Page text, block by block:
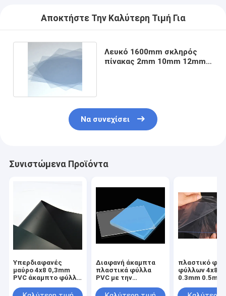
Αποκτήστε Την Καλύτερη Τιμή Για
Λευκό 1600mm σκληρός
πίνακας 2mm 10mm 12mm
Να συνεχίσει
Συνιστώμενα Προϊόντα
Υπερδιαφανές
μαύρο 4x8 0,3mm
PVC άκαμπτο φύλλο
Διαφανή άκαμπτα
πλαστικά φύλλα
PVC με την
ταινία PE
πλαστικό
φύλλων 4x8
0.3mm 0.5mm